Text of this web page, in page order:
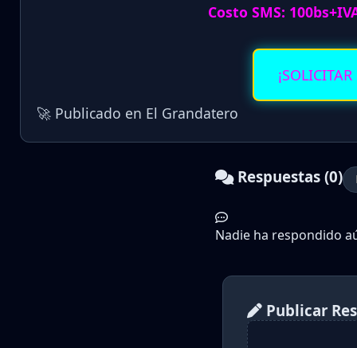
Costo SMS:
🚀 Publicado en El Grandatero
Respuestas (0)
Nadie ha respondido
Publicar